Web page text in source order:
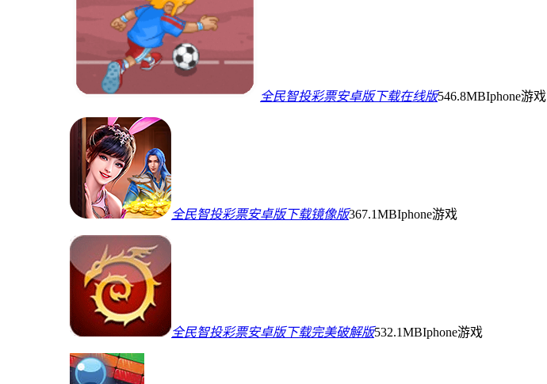
全民智投彩票安卓版下载在线版546.8MBIphone游戏
全民智投彩票安卓版下载镜像版367.1MBIphone游戏
全民智投彩票安卓版下载完美破解版532.1MBIphone游戏